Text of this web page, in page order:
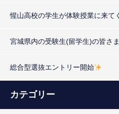
惺山高校の学生が体験授業に来て
宮城県内の受験生(留学生)の皆さ
総合型選抜エントリー開始
カテゴリー